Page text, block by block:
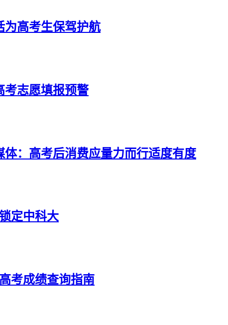
为高考生保驾护航
考志愿填报预警
：高考后消费应量力而行适度有度
定中科大
考成绩查询指南